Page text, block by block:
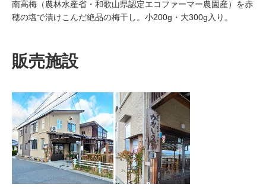
南高梅（農林水産省・和歌山県認定エコファーマー農園産）を赤
穂の塩で漬けこんだ絶品の梅干し。小200g・大300g入り。
販売施設